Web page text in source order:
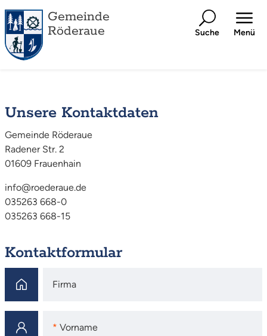
Gemeinde
Röderaue
Suche Menü
Unsere Kontaktdaten
Gemeinde Röderaue
Radener Str. 2
01609 Frauenhain
info@roederaue.de
035263 668-0
035263 668-15
Kontaktformular
Firma Firma
Vorname Vorname